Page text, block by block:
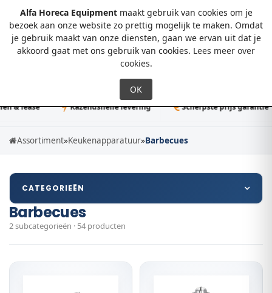
Alfa Horeca Equipmentmaakt gebruik van cookies om je
bezoek aan onze website zo prettig mogelijk te maken. Omdat
je gebruik maakt van onze diensten, gaan we ervan uit dat je
akkoord gaat met ons gebruik van cookies. Lees meer over
cookies.
0
& lease Razendsnelle levering Scherpste prijs garantie
Assortiment»Keukenapparatuur»Barbecues
CATEGORIEËN
Barbecues
2 subcategorieën · 54 producten